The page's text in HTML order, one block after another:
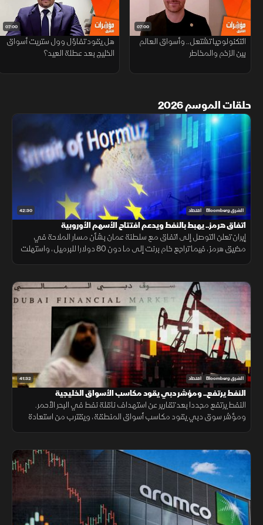
07:00
التكنولوجيا تشتعل.. وأسواق العالم
بين الزخم والمخاطر
07:00
هل يقود تفاؤل وول ستريت أسواق
الخليج بعد عطلة العيد؟
حلقات الموسم 2026
42:30 الشرق Bloomberg اقتصاد
اتفاق هرمز.. يهبط بالنفط ويدعم افتتاح الأسهم الأوروبية
إيران تعلن التوصل إلى اتفاق مع سلطنة عمان بشأن مسار الملاحة في
مضيق هرمز، فيما تراجع خام برنت إلى ما دون 80 دولارا للبرميل، واستهلت
41:32 الشرق Bloomberg اقتصاد
النفط يرتفع.. ومؤشر دبي يقود مكاسب الأسواق الخليجية
النفط يرتفع مجددا بعد تقارير عن استهداف ناقلة نفط في البحر الأحمر.
ومؤشر سوق دبي يقود مكاسب أسواق المنطقة، ويقترب من استعادة